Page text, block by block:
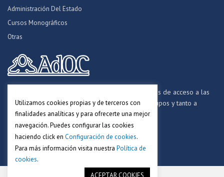
Administración Del Estado
Cursos Monográficos
Otras
Formamos opositores para los procesos selectivos de acceso a las
distintas Administraciones Públicas, a todos los grupos y tanto a
personal funcionario, laboral y estatutario.
Utilizamos cookies propias y de terceros con
finalidades analíticas y para ofrecerte una mejor
navegación. Puedes configurar las cookies
haciendo click en Configuración de cookies.
Para más información visita nuestra Política de
cookies.
ACEPTAR COOKIES